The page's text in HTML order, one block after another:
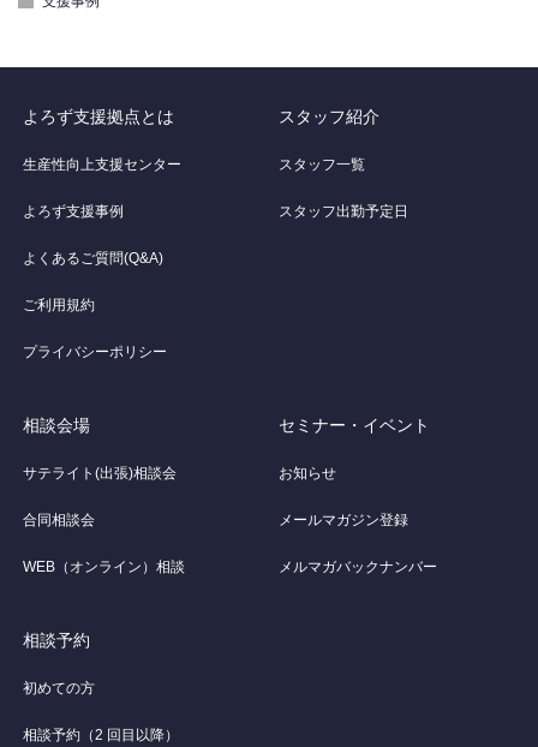
よろず支援拠点とは
生産性向上支援センター
よろず支援事例
よくあるご質問(Q&A)
ご利用規約
プライバシーポリシー
スタッフ紹介
スタッフ一覧
スタッフ出勤予定日
相談会場
サテライト(出張)相談会
合同相談会
WEB（オンライン）相談
セミナー・イベント
お知らせ
メールマガジン登録
メルマガバックナンバー
相談予約
初めての方
相談予約（2 回目以降）